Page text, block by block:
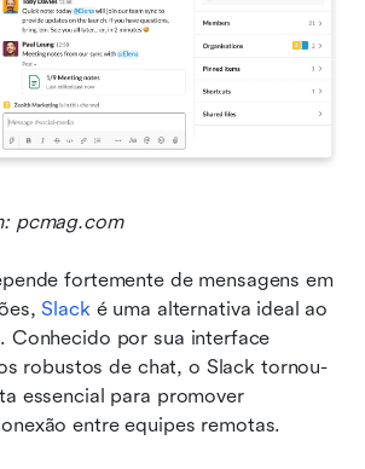
pcmag.com
fortemente de mensagens em
Slack é uma alternativa ideal ao
Conhecido por sua interface
robustos de chat, o Slack tornou-
essencial para promover
entre equipes remotas.